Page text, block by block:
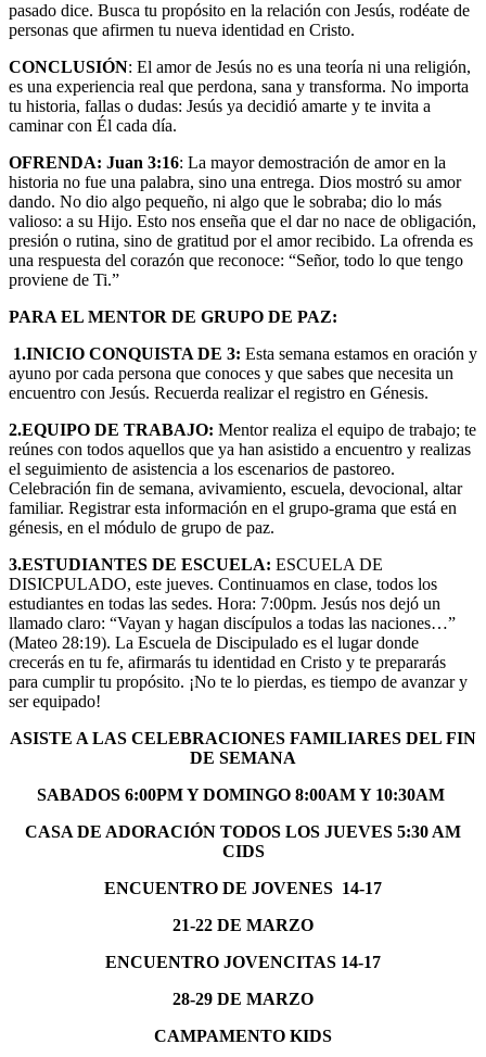
pasado dice. Busca tu propósito en la relación con Jesús, rodéate de
personas que afirmen tu nueva identidad en Cristo.
CONCLUSIÓN: El amor de Jesús no es una teoría ni una religión,
es una experiencia real que perdona, sana y transforma. No importa
tu historia, fallas o dudas: Jesús ya decidió amarte y te invita a
caminar con Él cada día.
OFRENDA: Juan 3:16: La mayor demostración de amor en la
historia no fue una palabra, sino una entrega. Dios mostró su amor
dando. No dio algo pequeño, ni algo que le sobraba; dio lo más
valioso: a su Hijo. Esto nos enseña que el dar no nace de obligación,
presión o rutina, sino de gratitud por el amor recibido. La ofrenda es
una respuesta del corazón que reconoce: “Señor, todo lo que tengo
proviene de Ti.”
PARA EL MENTOR DE GRUPO DE PAZ:
1.INICIO CONQUISTA DE 3: Esta semana estamos en oración y
ayuno por cada persona que conoces y que sabes que necesita un
encuentro con Jesús. Recuerda realizar el registro en Génesis.
2.EQUIPO DE TRABAJO: Mentor realiza el equipo de trabajo; te
reúnes con todos aquellos que ya han asistido a encuentro y realizas
el seguimiento de asistencia a los escenarios de pastoreo.
Celebración fin de semana, avivamiento, escuela, devocional, altar
familiar. Registrar esta información en el grupo-grama que está en
génesis, en el módulo de grupo de paz.
3.ESTUDIANTES DE ESCUELA: ESCUELA DE
DISICPULADO, este jueves. Continuamos en clase, todos los
estudiantes en todas las sedes. Hora: 7:00pm. Jesús nos dejó un
llamado claro: “Vayan y hagan discípulos a todas las naciones…”
(Mateo 28:19). La Escuela de Discipulado es el lugar donde
crecerás en tu fe, afirmarás tu identidad en Cristo y te prepararás
para cumplir tu propósito. ¡No te lo pierdas, es tiempo de avanzar y
ser equipado!
ASISTE A LAS CELEBRACIONES FAMILIARES DEL FIN
DE SEMANA
SABADOS 6:00PM Y DOMINGO 8:00AM Y 10:30AM
CASA DE ADORACIÓN TODOS LOS JUEVES 5:30 AM
CIDS
ENCUENTRO DE JOVENES 14-17
21-22 DE MARZO
ENCUENTRO JOVENCITAS 14-17
28-29 DE MARZO
CAMPAMENTO KIDS